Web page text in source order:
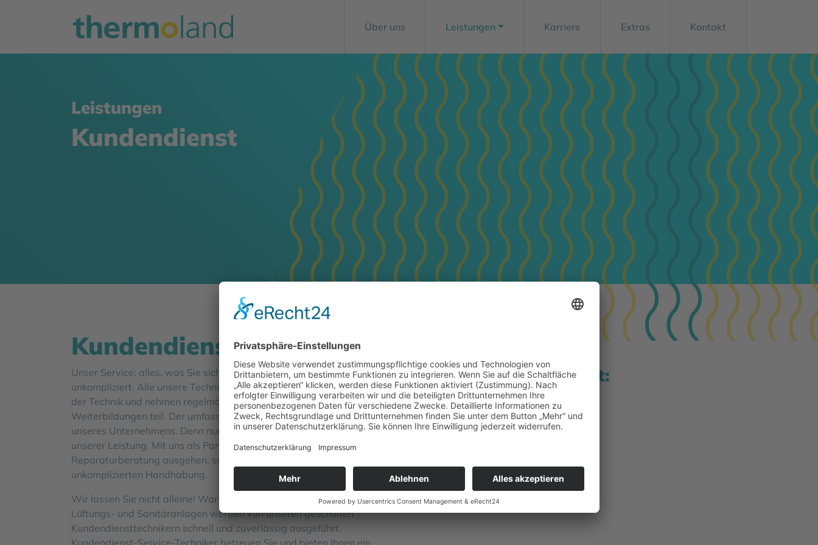
Über uns Leistungen Karriere Extras Kontakt
Leistungen
Kundendienst
Kundendienst
Unser Service: alles, was Sie sich wünschen – und das ganz
unkompliziert. Alle unsere Techniker sind immer auf dem neusten Stand
der Technik und nehmen regelmäßig an Schulungen und
Weiterbildungen teil. Der umfassende Kundendienst ist das Herzstück
unseres Unternehmens. Denn nur zufriedene Kunden bestätigen uns in
unserer Leistung. Mit uns als Partner können Sie von einer fachgerechten
Reparaturberatung ausgehen, sowie von einer schnellen und
unkomplizierten Handhabung.
Wir lassen Sie nicht alleine! Wartungen und Störungen von Heizungs-,
Lüftungs- und Sanitäranlagen werden von unseren geschulten
Kundendiensttechnikern schnell und zuverlässig ausgeführt.
Kundendienst-Service-Techniker betreuen Sie und bieten Ihnen ein
Unser Service umfasst:
Kundenservice
Ersatzteildepot
Rohrbruchbeseitigung
Ernergieberatung